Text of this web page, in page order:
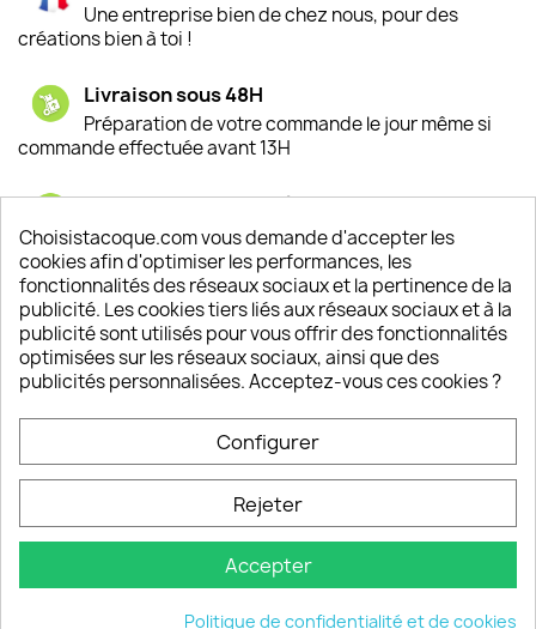
Une entreprise bien de chez nous, pour des
créations bien à toi !
Livraison sous 48H
Préparation de votre commande le jour même si
commande effectuée avant 13H
Satisfaction de nos clients
Depuis 2009, entre 92% et 94% de nos clients
sont satisfaits de nos produits
Un SAV à votre écoute
Notre SAV est disponible 6/7J de 10h à 18H
Choisistacoque.com vous demande d'accepter les
cookies afin d'optimiser les performances, les
fonctionnalités des réseaux sociaux et la pertinence de la
publicité. Les cookies tiers liés aux réseaux sociaux et à la
publicité sont utilisés pour vous offrir des fonctionnalités
optimisées sur les réseaux sociaux, ainsi que des
publicités personnalisées. Acceptez-vous ces cookies ?
Configurer
Rejeter
Accepter
Politique de confidentialité et de cookies